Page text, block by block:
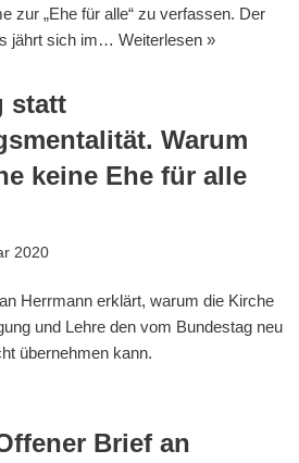
zur „Ehe für alle“ zu verfassen. Der
jährt sich im… Weiterlesen »
statt
Warum
keine Ehe für alle
2020
Herrmann erklärt, warum die Kirche
und Lehre den vom Bundestag neu
übernehmen kann.
Brief an